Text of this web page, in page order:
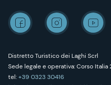
Distretto Turistico dei Laghi Scrl
Sede legale e operativa: Corso
tel:+39 0323 30416